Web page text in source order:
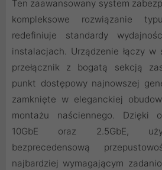
Ten zaawansowany system
kompleksowe rozwiązanie
redefiniuje standardy
instalacjach. Urządzenie łączy w
przełącznik z bogatą sekcją
punkt dostępowy najnowszej
zamknięte w eleganckiej
montażu naściennego. Dzięki
10GbE oraz 2.5GbE,
bezprecedensową
najbardziej wymagającym